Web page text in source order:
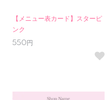
【メニュー表カード】スターピ
ンク
550円